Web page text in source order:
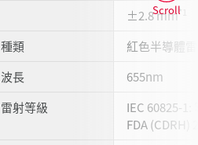
±2.8 mm*1
種類
紅色半導體
波長
655nm
雷射等級
IEC 60825-1:
FDA (CDRH)
Scroll